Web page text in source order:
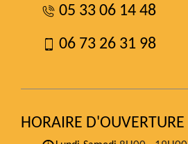
05 33 06 14 48
06 73 26 31 98
HORAIRE D'OUVERTURE